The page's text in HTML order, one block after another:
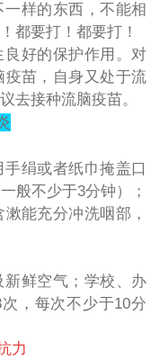
样的东西，不能相
都要打！都要打！
好的保护作用。对
苗，自身又处于流
去接种流脑疫苗。
绢或者纸巾掩盖口
般不少于3分钟）；
能充分冲洗咽部，
鲜空气；学校、办
，每次不少于10分
力